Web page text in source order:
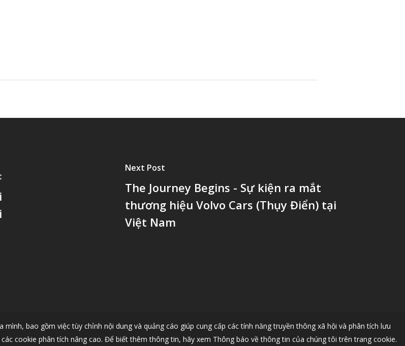
Next Post
The Journey Begins - Sự kiện ra mắt
thương hiệu Volvo Cars (Thụy Điển) tại
Việt Nam
bao gồm việc tùy chỉnh nội dung và quảng cáo giúp cung cấp các tính năng truyền thông xã hội và phân tích lưu
cookie phân tích nâng cao. Để biết thêm thông tin, hãy xem Thông báo về thông tin của chúng tôi trên trang cookie.